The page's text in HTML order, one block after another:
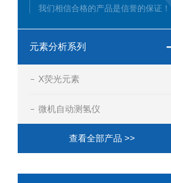
我们相信合格的产品是信誉的保证！
元素分析系列
X荧光元素
微机自动测氢仪
查看全部产品 >>